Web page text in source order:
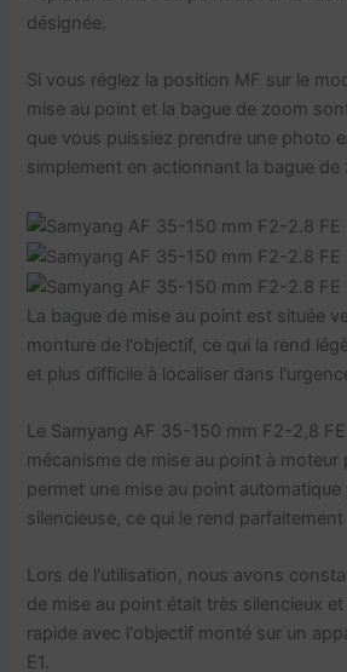
désignée.
Si vous réglez la position MF sur le
mise au point et la bague de zoom
que vous puissiez prendre une photo
simplement en actionnant la bague de
La bague de mise au point est située
monture de l'objectif, ce qui la rend
et plus difficile à localiser dans
Le Samyang AF 35-150 mm F2-2,8
mécanisme de mise au point à moteur
permet une mise au point
silencieuse, ce qui le rend
Lors de l'utilisation, nous avons
de mise au point était très silencieux
rapide avec l'objectif monté sur un
E1.